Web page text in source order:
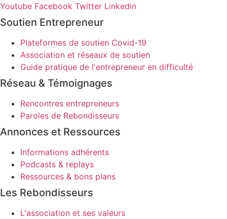
Youtube Facebook Twitter Linkedin
Soutien Entrepreneur
Plateformes de soutien Covid-19
Association et réseaux de soutien
Guide pratique de l'entrepreneur en difficulté
Réseau & Témoignages
Rencontres entrepreneurs
Paroles de Rebondisseurs
Annonces et Ressources
Informations adhérents
Podcasts & replays
Ressources & bons plans
Les Rebondisseurs
L'association et ses valeurs